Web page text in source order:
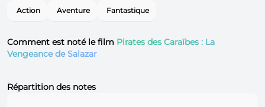
Action Aventure Fantastique
Comment est noté le film Pirates des Caraïbes : La
Vengeance de Salazar
Répartition des notes